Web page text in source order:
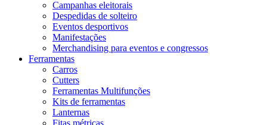
Campanhas eleitorais
Despedidas de solteiro
Eventos desportivos
Manifestações
Merchandising para eventos e congressos
Ferramentas
Carros
Cutters
Ferramentas Multifunções
Kits de ferramentas
Lanternas
Fitas métricas